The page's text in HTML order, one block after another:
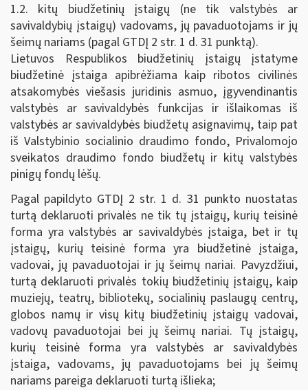
1.2. kitų biudžetinių įstaigų (ne tik valstybės ar
savivaldybių įstaigų) vadovams, jų pavaduotojams ir jų
šeimų nariams (pagal GTDĮ 2 str. 1 d. 31 punktą).
Lietuvos Respublikos biudžetinių įstaigų įstatyme
biudžetinė įstaiga apibrėžiama kaip ribotos civilinės
atsakomybės viešasis juridinis asmuo, įgyvendinantis
valstybės ar savivaldybės funkcijas ir išlaikomas iš
valstybės ar savivaldybės biudžetų asignavimų, taip pat
iš Valstybinio socialinio draudimo fondo, Privalomojo
sveikatos draudimo fondo biudžetų ir kitų valstybės
pinigų fondų lėšų.
Pagal papildyto GTDĮ 2 str. 1 d. 31 punkto nuostatas
turtą deklaruoti privalės ne tik tų įstaigų, kurių teisinė
forma yra valstybės ar savivaldybės įstaiga, bet ir tų
įstaigų, kurių teisinė forma yra biudžetinė įstaiga,
vadovai, jų pavaduotojai ir jų šeimų nariai. Pavyzdžiui,
turtą deklaruoti privalės tokių biudžetinių įstaigų, kaip
muziejų, teatrų, bibliotekų, socialinių paslaugų centrų,
globos namų ir visų kitų biudžetinių įstaigų vadovai,
vadovų pavaduotojai bei jų šeimų nariai. Tų įstaigų,
kurių teisinė forma yra valstybės ar savivaldybės
įstaiga, vadovams, jų pavaduotojams bei jų šeimų
nariams pareiga deklaruoti turtą išlieka;